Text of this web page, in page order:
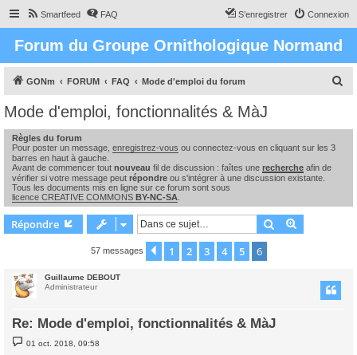
Smartfeed FAQ Connexion
S’enregistrer
Forum du Groupe Ornithologique Normand
GONm FORUM FAQ Mode d'emploi du forum
Mode d'emploi, fonctionnalités & MàJ
Règles du forum
Pour poster un message, enregistrez-vous ou connectez-vous en cliquant sur les 3
barres en haut à gauche.
Avant de commencer tout nouveau fil de discussion : faîtes une recherche afin de
vérifier si votre message peut répondre ou s'intégrer à une discussion existante.
Tous les documents mis en ligne sur ce forum sont sous
licence CREATIVE COMMONS BY-NC-SA
Répondre Rechercher
57 messages Précédente
1 2 3 4 5 6
Guillaume DEBOUT
Administrateur
Re: Mode d'emploi, fonctionnalités & MàJ
M
e
01 oct. 2018, 09:58